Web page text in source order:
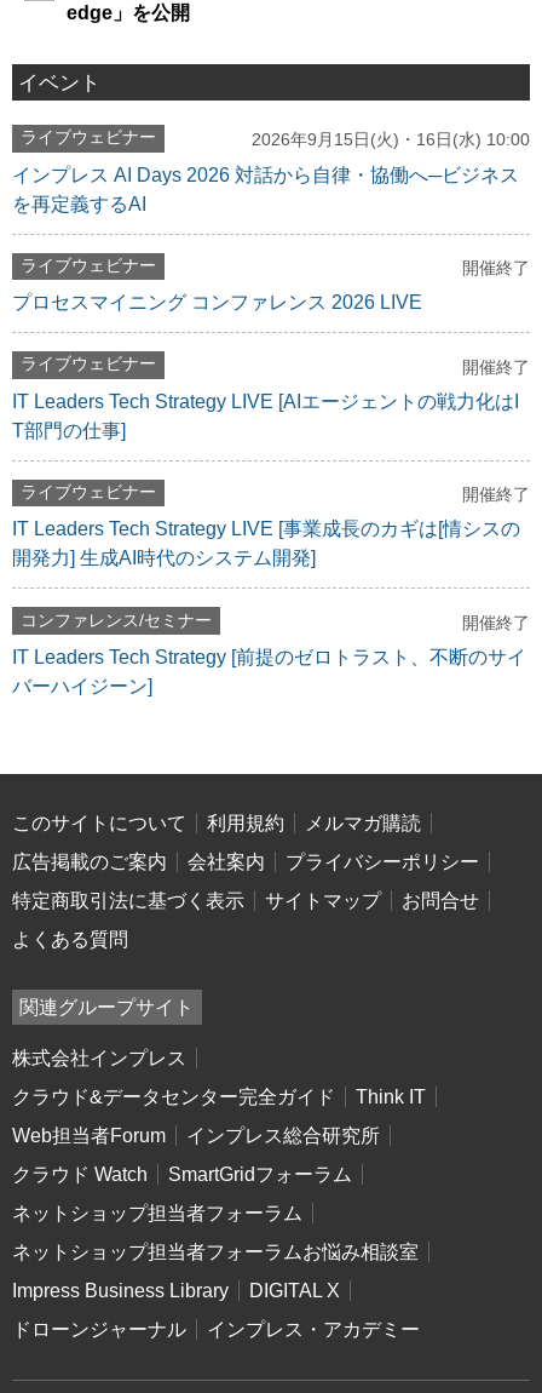
edge」を公開
イベント
ライブウェビナー 2026年9月15日(火)・16日(水) 10:00
インプレス AI Days 2026 対話から自律・協働へ─ビジネス
を再定義するAI
ライブウェビナー 開催終了
プロセスマイニング コンファレンス 2026 LIVE
ライブウェビナー 開催終了
IT Leaders Tech Strategy LIVE [AIエージェントの戦力化はI
T部門の仕事]
ライブウェビナー 開催終了
IT Leaders Tech Strategy LIVE [事業成長のカギは[情シスの
開発力] 生成AI時代のシステム開発]
コンファレンス/セミナー 開催終了
IT Leaders Tech Strategy [前提のゼロトラスト、不断のサイ
バーハイジーン]
このサイトについて 利用規約
メルマガ購読
広告掲載のご案内
会社案内
プライバシーポリシー
特定商取引法に基づく表示
サイトマップ
お問合せ
よくある質問
関連グループサイト
株式会社インプレス
クラウド&データセンター完全ガイド
Think IT
Web担当者Forum
インプレス総合研究所
クラウド Watch
SmartGridフォーラム
ネットショップ担当者フォーラム
ネットショップ担当者フォーラムお悩み相談室
Impress Business Library
DIGITAL X
ドローンジャーナル
インプレス・アカデミー